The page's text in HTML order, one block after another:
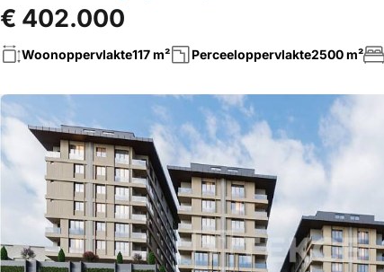
€ 402.000
Woonoppervlakte117 m² Perceeloppervlakte2500 m²